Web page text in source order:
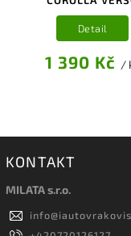
1 390 Kč /
Detail
KONTAKT
MILATA s.r.o.
info@